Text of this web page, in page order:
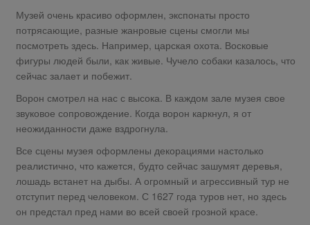
Музей очень красиво оформлен, экспонаты просто
потрясающие, разные жанровые сцены смогли мы
посмотреть здесь. Например, царская охота. Восковые
фигуры людей были, как живые. Чучело собаки казалось, что
сейчас залает и побежит.
Ворон смотрел на нас с высока. В каждом зале музея свое
звуковое сопровождение. Когда ворон каркнул, я от
неожиданности даже вздрогнула.
Все сцены музея оформлены декорациями настолько
реалистично, что кажется, будто сейчас зашумят деревья,
лошадь встанет на дыбы. А огромный и агрессивный тур не
отступит перед человеком. С 1627 года туров нет, но здесь
он предстал пред нами во всей своей грозной красе.